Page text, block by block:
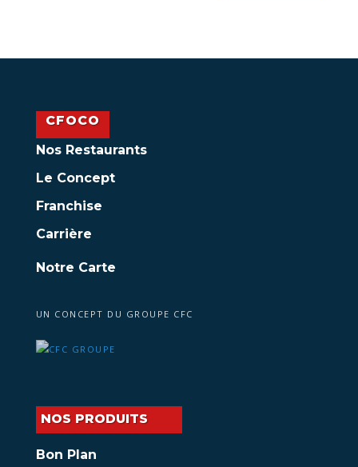
CFOCO
Nos Restaurants
Le Concept
Franchise
Carrière
Notre Carte
UN CONCEPT DU GROUPE CFC
NOS PRODUITS
Bon Plan